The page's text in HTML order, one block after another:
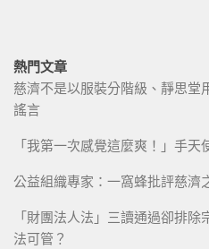
熱門文章
慈濟不是以服裝分階級、靜思堂
謠言
「我第一次感覺這麼爽！」手
公益組織專家：一窩蜂批評慈濟
「財團法人法」三讀通過卻排
法可管？